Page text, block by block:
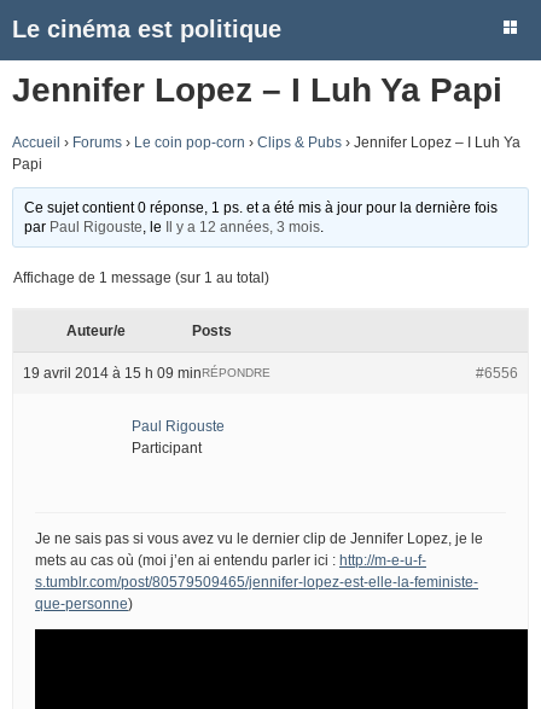
Le cinéma est politique
Jennifer Lopez – I Luh Ya Papi
Accueil › Forums › Le coin pop-corn › Clips & Pubs › Jennifer Lopez – I Luh Ya
Papi
Ce sujet contient 0 réponse, 1 ps. et a été mis à jour pour la dernière fois
par Paul Rigouste , le Il y a 12 années, 3 mois
Affichage de 1 message (sur 1 au total)
Auteur/e Posts
19 avril 2014 à 15 h 09 min #6556
RÉPONDRE
Paul Rigouste
Participant
Je ne sais pas si vous avez vu le dernier clip de Jennifer Lopez, je le
mets au cas où (moi j’en ai entendu parler ici : http://m-e-u-f-
s.tumblr.com/post/80579509465/jennifer-lopez-est-elle-la-feministe-
que-personne)